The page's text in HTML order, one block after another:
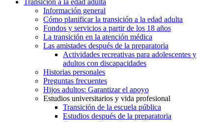
Información general
Cómo planificar la transición a la edad adulta
Fondos y servicios a partir de los 18 años
La transición en la atención médica
Las amistades después de la preparatoria
Actividades recreativas para adolescentes y
adultos con discapacidades
Historias personales
Preguntas frecuentes
Hijos adultos: Garantizar el apoyo
Estudios universitarios y vida profesional
Transición de la escuela pública
Estudios después de la preparatoria